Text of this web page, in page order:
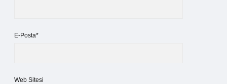
E-Posta*
Web Sitesi